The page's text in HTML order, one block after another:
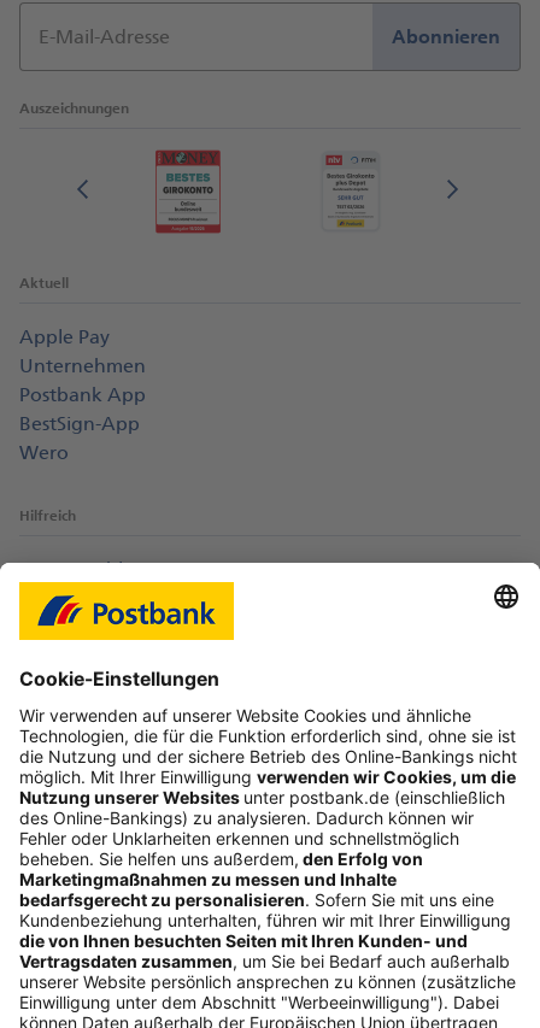
E-Mail-Adresse Abonnieren
Auszeichnungen
Aktuell
Apple Pay
Unternehmen
Postbank App
BestSign-App
Wero
Hilfreich
Login-Probleme
Karte sperren
Kontakt
myBHW
Interessant
Freundschaftswerbung
Schufa-Auskunft
Soziales Engagement
Nachhaltigkeit
ETF-Sparplanrechner
Beliebt